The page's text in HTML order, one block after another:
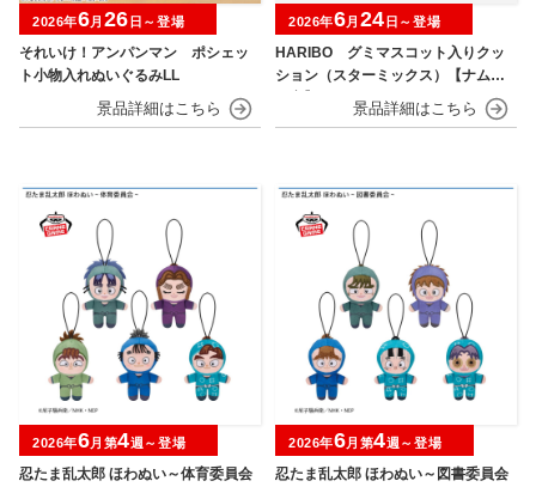
それいけ！アンパンマン ポシェッ
ト小物入れぬいぐるみLL
2026年6月 26 日～登場
HARIBO グミマスコット入りクッ
ション（スターミックス）【ナムコ
2026年6月 24 日～登場
忍たま乱太郎 ほわぬい～体育委員会
2026年6月第4週～登場
忍たま乱太郎 ほわぬい～図書委員会
2026年6月第4週～登場